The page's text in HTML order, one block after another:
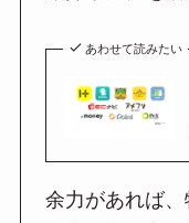
あわせて読みたい
余力があれば